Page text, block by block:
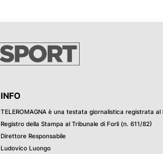
INFO
TELEROMAGNA è una testata giornalistica registrata al
Registro della Stampa al Tribunale di Forli (n. 611/82)
Direttore Responsabile
Ludovico Luongo